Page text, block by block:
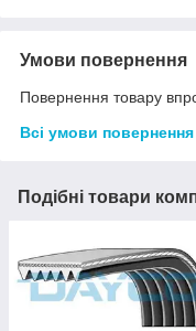
Умови повернення
Повернення товару
Всі умови повернення
Подібні товари